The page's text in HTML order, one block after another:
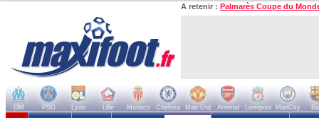
A retenir : Palmarès Coupe du
OM PSG Lyon Lille Monaco Chelsea Man Utd Arsenal Liverpool ManCity
+ de clubs